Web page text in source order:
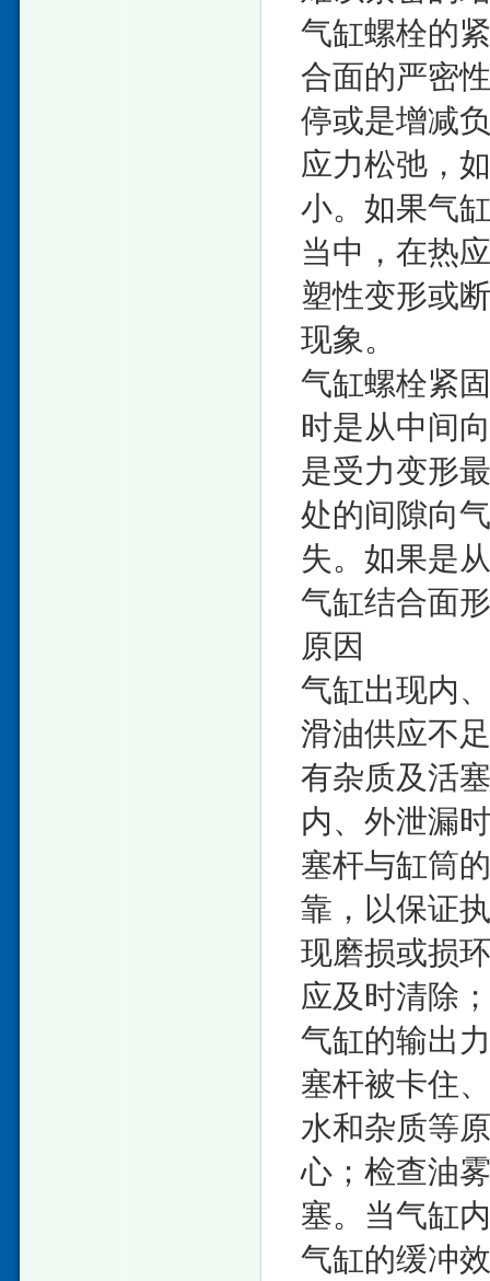
气缸螺栓的
合面的严密
停或是增减
应力松弛，
小。如果气
当中，在热
塑性变形或
现象。
气缸螺栓紧
时是从中间
是受力变形
处的间隙向
失。如果是
气缸结合面
原因
气缸出现内
滑油供应不
有杂质及活
内、外泄漏
塞杆与缸筒
靠，以保证
现磨损或损
应及时清除
气缸的输出
塞杆被卡住
水和杂质等
心；检查油
塞。当气缸
气缸的缓冲